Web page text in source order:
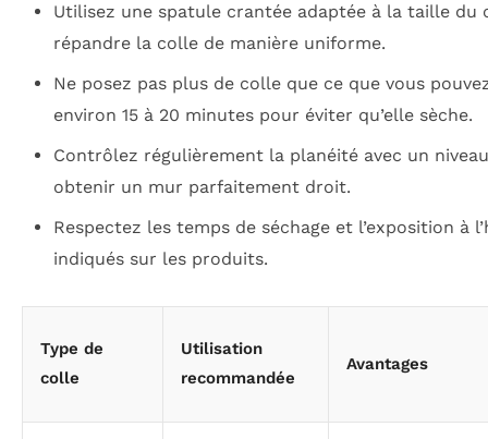
Utilisez une spatule crantée adaptée à la taille du
répandre la colle de manière uniforme.
Ne posez pas plus de colle que ce que vous
environ 15 à 20 minutes pour éviter qu’elle sèche.
Contrôlez régulièrement la planéité avec un
obtenir un mur parfaitement droit.
Respectez les temps de séchage et l’exposition à
indiqués sur les produits.
Type de
colle
Utilisation
recommandée
Avantages